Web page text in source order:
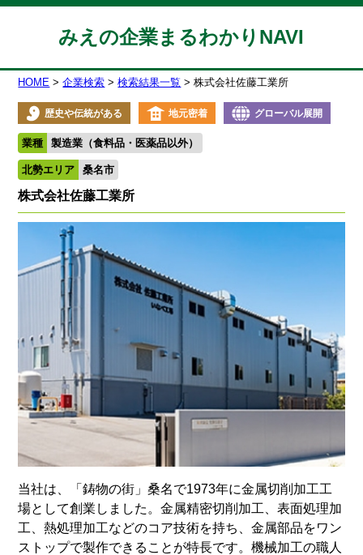
みえの企業まるわかりNAVI
HOME 企業検索 検索結果一覧 株式会社佐藤工業所
歴史や伝統がある 地元密着 グローバル展開
業種 製造業（食料品・医薬品以外）
北勢エリア 桑名市
株式会社佐藤工業所
当社は、「鋳物の街」桑名で1973年に金属切削加工工
場として創業しました。金属精密切削加工、表面処理加
工、熱処理加工などのコア技術を持ち、金属部品をワン
ストップで製作できることが特長です。機械加工の職人